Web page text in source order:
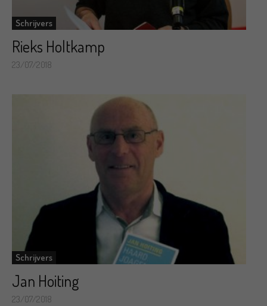
Schrijvers
Rieks Holtkamp
23/07/2018
Schrijvers
Jan Hoiting
23/07/2018